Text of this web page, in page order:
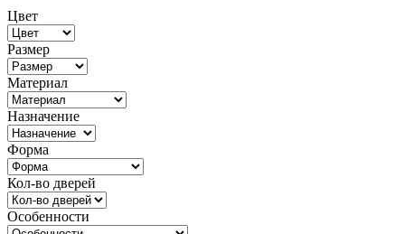
Цвет
Размер
Материал
Назначение
Форма
Кол-во дверей
Особенности